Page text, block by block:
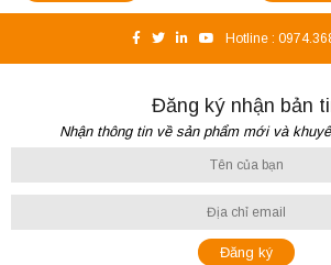
Hotline :
Đăng ký nhận bản
Nhận thông tin về sản phẩm mới và